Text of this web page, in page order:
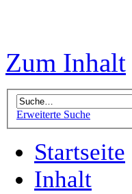
Zum Inhalt
Erweiterte Suche
Startseite
Inhalt